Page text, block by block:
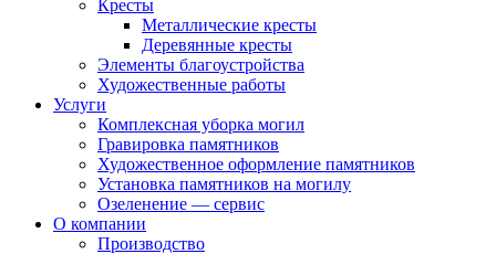
Кресты
Металлические кресты
Деревянные кресты
Элементы благоустройства
Художественные работы
Услуги
Комплексная уборка могил
Гравировка памятников
Художественное оформление памятников
Установка памятников на могилу
Озеленение — сервис
О компании
Производство